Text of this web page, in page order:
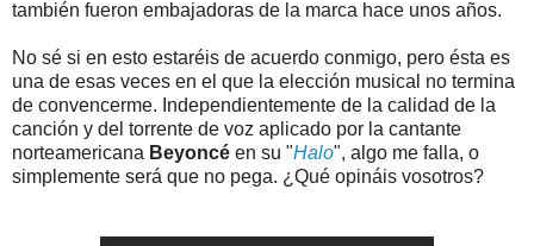
también fueron embajadoras de la marca hace unos años.
No sé si en esto estaréis de acuerdo conmigo, pero ésta es
una de esas veces en el que la elección musical no termina
de convencerme. Independientemente de la calidad de la
canción y del torrente de voz aplicado por la cantante
norteamericana Beyoncé en su "Halo", algo me falla, o
simplemente será que no pega. ¿Qué opináis vosotros?